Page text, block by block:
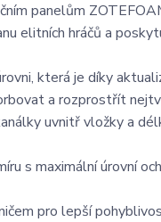
panelům
elitních hráčů a
která je díky
a rozprostřít
uvnitř vložky a
s maximální úrovní
pro lepší